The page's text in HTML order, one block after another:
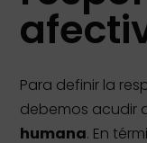
Para definir la
debemos acudir
humana. En